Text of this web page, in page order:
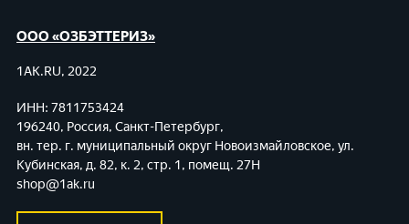
ООО «ОЗБЭТТЕРИЗ»
1AK.RU, 2022
ИНН: 7811753424
196240, Россия, Санкт-Петербург,
вн. тер. г. муниципальный округ Новоизмайловское, ул.
Кубинская, д. 82, к. 2, стр. 1, помещ. 27Н
shop@1ak.ru